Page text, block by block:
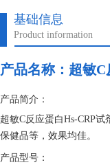
基础信息
Product information
产品名称： 超敏C
产品简介：
超敏C反应蛋白Hs-CRP
保健品等，效果均佳。
产品型号：